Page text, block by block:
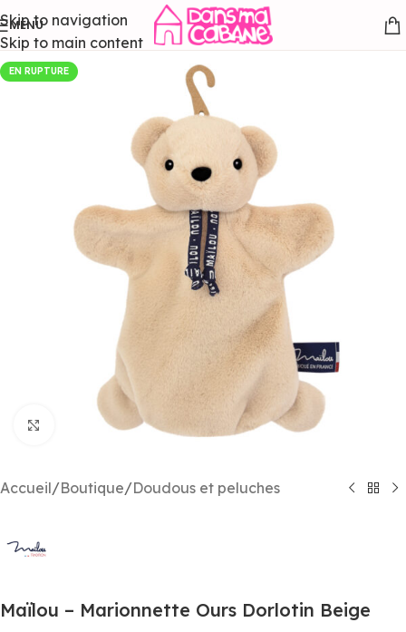
Skip to navigation
Skip to main content
MENU
EN RUPTURE
Agrandir
Accueil/Boutique/Doudous et peluches
Maïlou – Marionnette Ours Dorlotin Beige